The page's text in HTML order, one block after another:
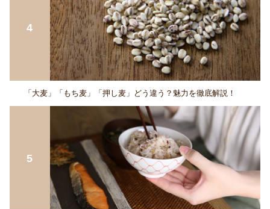
「大麦」「もち麦」「押し麦」どう違う？魅力を徹底解説！